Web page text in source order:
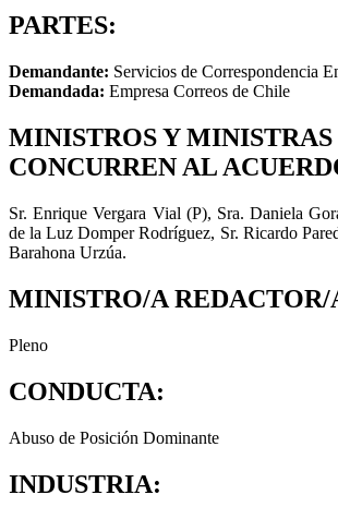
PARTES:
Demandante: Servicios de Correspondencia
Demandada: Empresa Correos de Chile
MINISTROS Y MINISTRAS
CONCURREN AL
Sr. Enrique Vergara Vial (P), Sra. Daniela
de la Luz Domper Rodríguez, Sr. Ricardo
Barahona Urzúa.
MINISTRO/A REDACTOR/
Pleno
CONDUCTA:
Abuso de Posición Dominante
INDUSTRIA: